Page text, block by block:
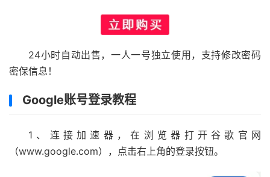
24小时自动出售，一人一号独立使用，支持修改密码
密保信息！
Google账号登录教程
1、连接加速器，在浏览器打开谷歌官网
（www.google.com），点击右上角的登录按钮。